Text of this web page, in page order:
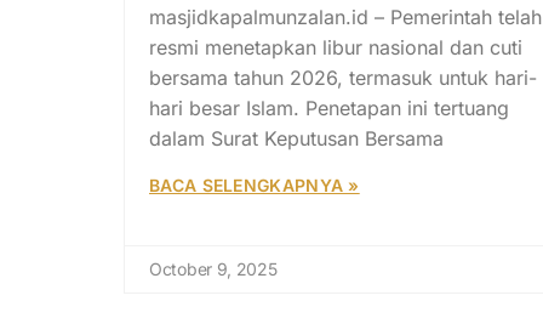
masjidkapalmunzalan.id – Pemerintah telah
resmi menetapkan libur nasional dan cuti
bersama tahun 2026, termasuk untuk hari-
hari besar Islam. Penetapan ini tertuang
dalam Surat Keputusan Bersama
BACA SELENGKAPNYA »
October 9, 2025